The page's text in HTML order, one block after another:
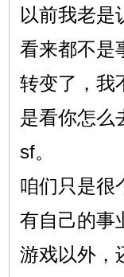
以前我老是
看来都不是
转变了，我
是看你怎么
sf。
咱们只是很
有自己的事
游戏以外，